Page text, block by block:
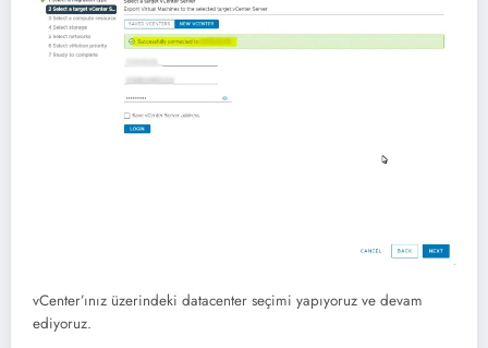
vCenter’ınız üzerindeki datacenter seçimi yapıyoruz ve devam
ediyoruz.